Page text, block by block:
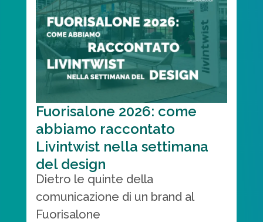
Fuorisalone 2026: come
abbiamo raccontato
Livintwist nella settimana
del design
Dietro le quinte della
comunicazione di un brand al
Fuorisalone